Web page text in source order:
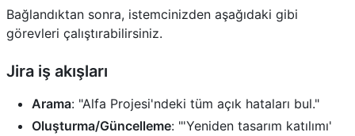
Bağlandıktan sonra, istemcinizden aşağıdaki gibi
görevleri çalıştırabilirsiniz.
Jira iş akışları
Arama: "Alfa Projesi'ndeki tüm açık hataları bul."
Oluşturma/Güncelleme: "'Yeniden tasarım katılımı'